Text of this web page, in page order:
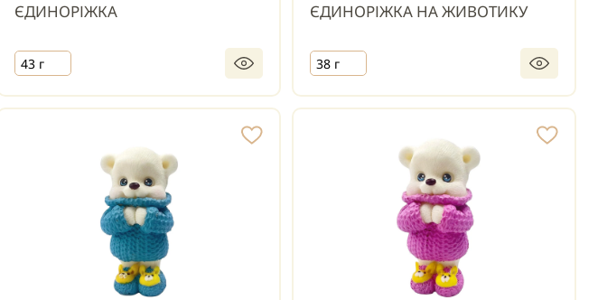
ЄДИНОРІЖКА
43 г
ЄДИНОРІЖКА НА ЖИВОТИКУ
38 г